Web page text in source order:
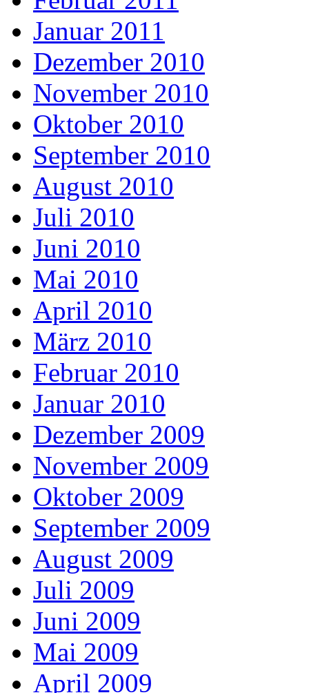
Januar 2011
Dezember 2010
November 2010
Oktober 2010
September 2010
August 2010
Juli 2010
Juni 2010
Mai 2010
April 2010
März 2010
Februar 2010
Januar 2010
Dezember 2009
November 2009
Oktober 2009
September 2009
August 2009
Juli 2009
Juni 2009
Mai 2009
April 2009